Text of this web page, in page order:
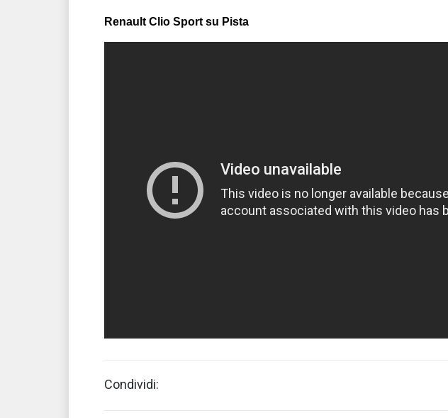
Renault Clio Sport su Pista
Condividi: